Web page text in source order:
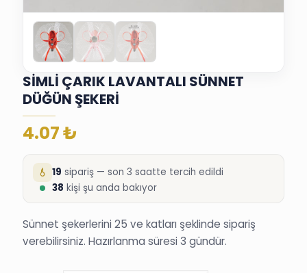
SİMLİ ÇARIK LAVANTALI SÜNNET
DÜĞÜN ŞEKERİ
4.07₺
19 sipariş — son 3 saatte tercih edildi
38 kişi şu anda bakıyor
Sünnet şekerlerini 25 ve katları şeklinde sipariş
verebilirsiniz. Hazırlanma süresi 3 gündür.